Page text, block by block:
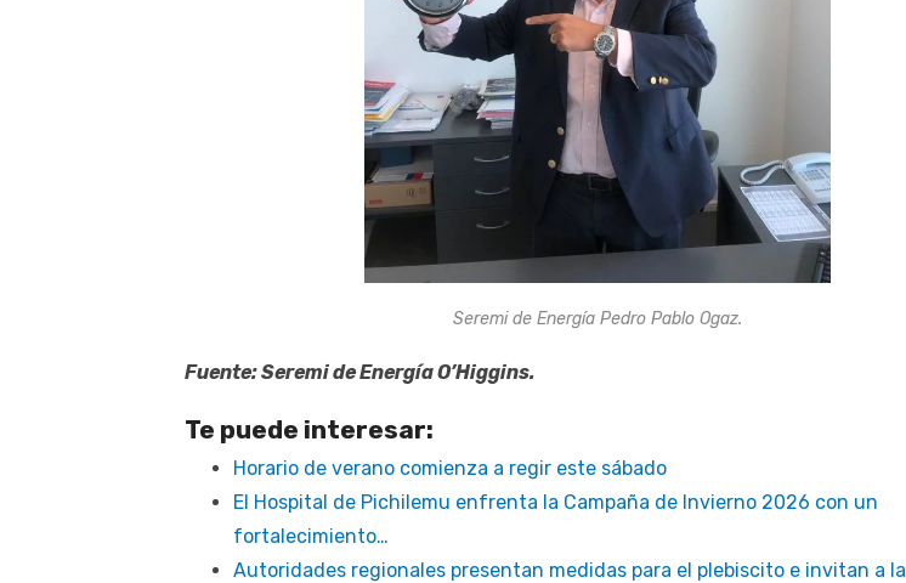
Seremi de Energía Pedro Pablo Ogaz.
Fuente: Seremi de Energía O’Higgins.
Te puede interesar:
Horario de verano comienza a regir este sábado
El Hospital de Pichilemu enfrenta la Campaña de Invierno 2026 con un
fortalecimiento…
Autoridades regionales presentan medidas para el plebiscito e invitan a la